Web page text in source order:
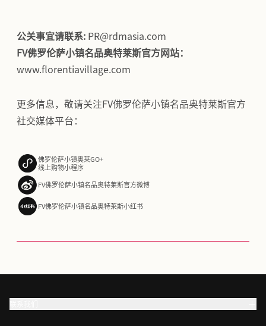
公关事宜请联系: PR@rdmasia.com
FV佛罗伦萨小镇名品奥特莱斯官方网站：
www.florentiavillage.com
更多信息，敬请关注FV佛罗伦萨小镇名品奥特莱斯官方
社交媒体平台：
佛罗伦萨小镇奥莱GO+
线上购物小程序
FV佛罗伦萨小镇名品奥特莱斯官方微博
FV佛罗伦萨小镇名品奥特莱斯小红书